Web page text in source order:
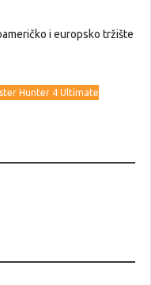
i europsko tržište
Hunter 4 Ultimate